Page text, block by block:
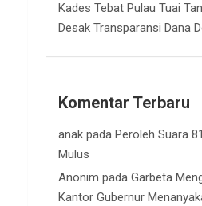
Kades Tebat Pulau Tuai
Desak Transparansi Dana
Komentar Terbaru
anak pada Peroleh Suara
Mulus
Anonim padaGarbeta
Kantor Gubernur